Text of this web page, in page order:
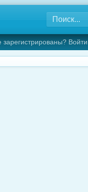
зарегистрированы? Войти